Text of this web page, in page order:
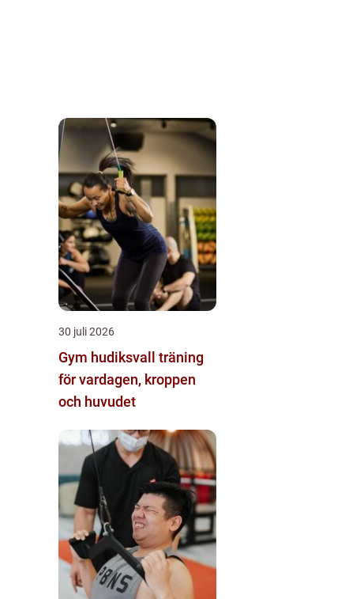
30 juli 2026
Gym hudiksvall träning
för vardagen, kroppen
och huvudet